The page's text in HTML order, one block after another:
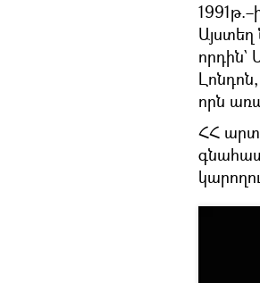
որդին`
որն
ՀՀ